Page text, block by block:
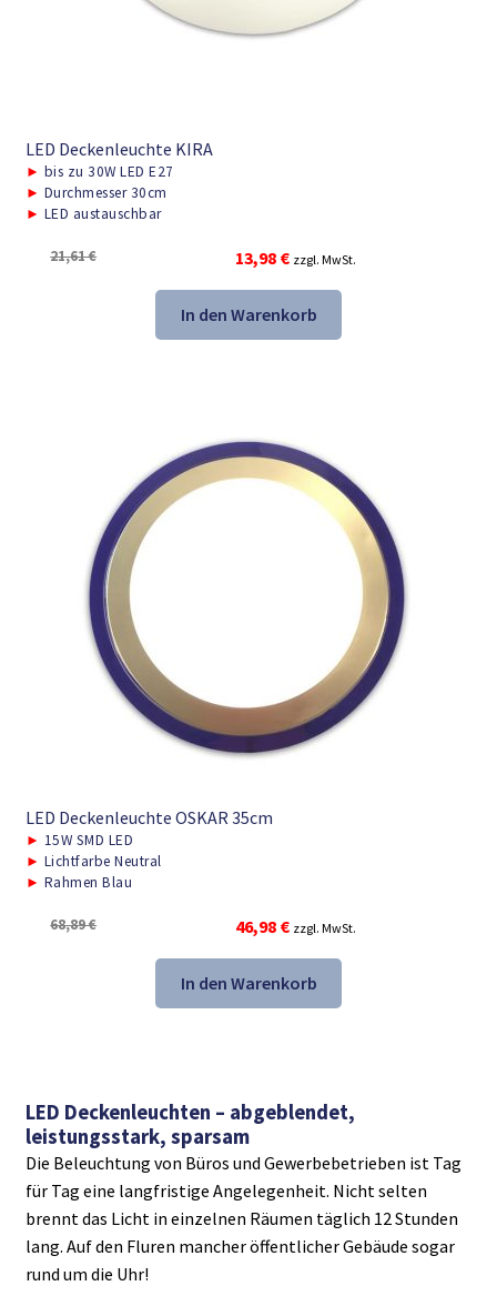
LED Deckenleuchte KIRA
► bis zu 30W LED E27
► Durchmesser 30cm
► LED austauschbar
21,61€
Ursprünglicher
war:
21,61 €
13,98 €Aktueller
ist:
13,98 €.
zzgl. MwSt.
In den Warenkorb
LED Deckenleuchte OSKAR 35cm
► 15W SMD LED
► Lichtfarbe Neutral
► Rahmen Blau
68,89€
Ursprünglicher
war:
68,89 €
46,98 €Aktueller
ist:
46,98 €.
zzgl. MwSt.
In den Warenkorb
LED Deckenleuchten – abgeblendet,
leistungsstark, sparsam
Die Beleuchtung von Büros und Gewerbebetrieben ist Tag
für Tag eine langfristige Angelegenheit. Nicht selten
brennt das Licht in einzelnen Räumen täglich 12 Stunden
lang. Auf den Fluren mancher öffentlicher Gebäude sogar
rund um die Uhr!